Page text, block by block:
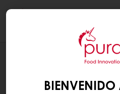
BIENVENIDO